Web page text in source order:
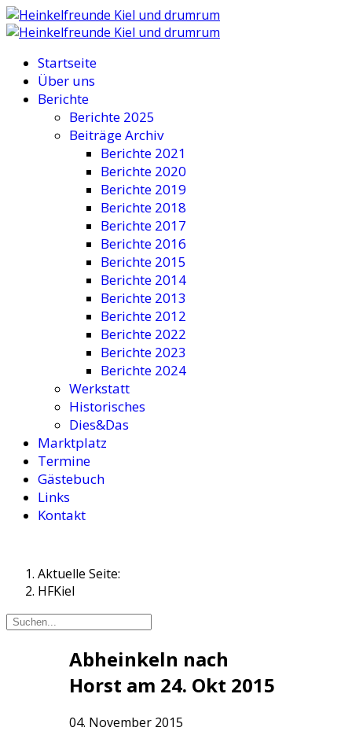
Startseite
Über uns
Berichte
Berichte 2025
Beiträge Archiv
Berichte 2021
Berichte 2020
Berichte 2019
Berichte 2018
Berichte 2017
Berichte 2016
Berichte 2015
Berichte 2014
Berichte 2013
Berichte 2012
Berichte 2022
Berichte 2023
Berichte 2024
Werkstatt
Historisches
Dies&Das
Marktplatz
Termine
Gästebuch
Links
Kontakt
Aktuelle Seite:
HFKiel
Abheinkeln nach
Horst am 24. Okt 2015
04. November 2015